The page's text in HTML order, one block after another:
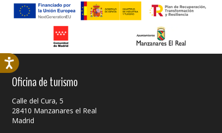
Oficina de turismo
Calle del Cura, 5
28410 Manzanares el Real
Madrid